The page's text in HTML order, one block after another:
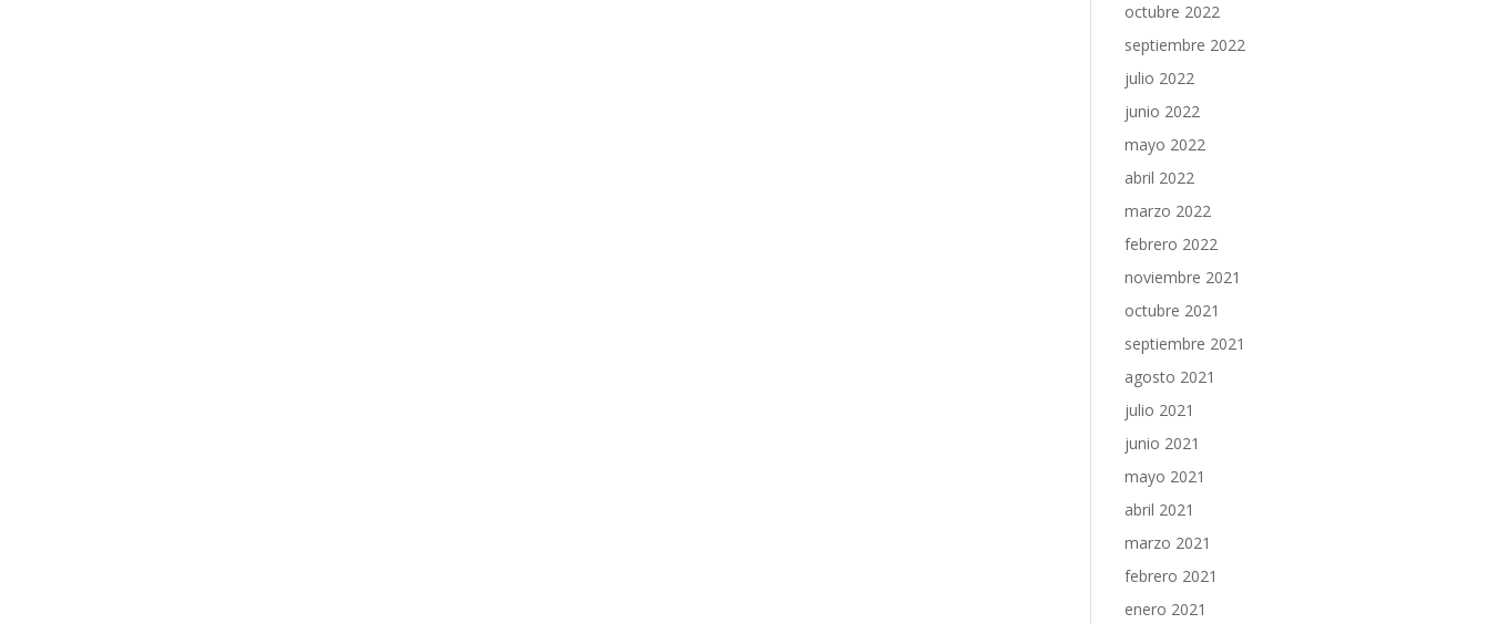
octubre 2022
septiembre 2022
julio 2022
junio 2022
mayo 2022
abril 2022
marzo 2022
febrero 2022
noviembre 2021
octubre 2021
septiembre 2021
agosto 2021
julio 2021
junio 2021
mayo 2021
abril 2021
marzo 2021
febrero 2021
enero 2021